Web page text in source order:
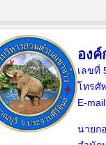
องค์
เลขที่
โทรศั
E-
นายก